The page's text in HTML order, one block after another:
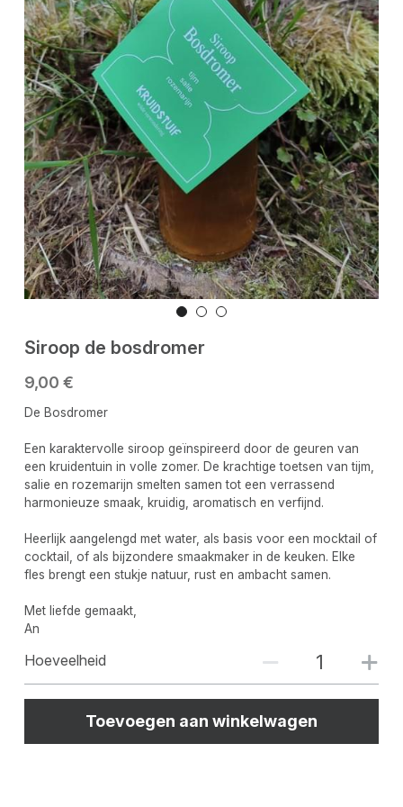
Siroop de bosdromer
9,00 €
De Bosdromer
Een karaktervolle siroop geïnspireerd door de geuren van
een kruidentuin in volle zomer. De krachtige toetsen van tijm,
salie en rozemarijn smelten samen tot een verrassend
harmonieuze smaak, kruidig, aromatisch en verfijnd.
Heerlijk aangelengd met water, als basis voor een mocktail of
cocktail, of als bijzondere smaakmaker in de keuken. Elke
fles brengt een stukje natuur, rust en ambacht samen.
Met liefde gemaakt,
An
Hoeveelheid
Toevoegen aan winkelwagen